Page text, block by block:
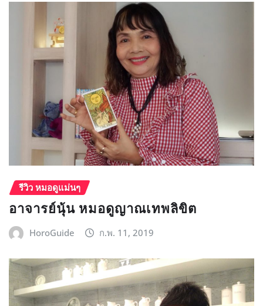
รีวิว หมอดูแม่นๆ
อาจารย์นุ้น หมอดูญาณเทพลิขิต
HoroGuide ก.พ. 11, 2019